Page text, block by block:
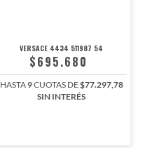
VERSACE 4434 511987 54
$695.680
HASTA9CUOTAS DE$77.297,78
SIN INTERÉS